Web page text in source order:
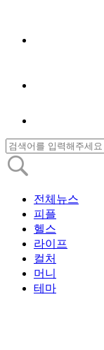
전체뉴스
피플
헬스
라이프
컬처
머니
테마